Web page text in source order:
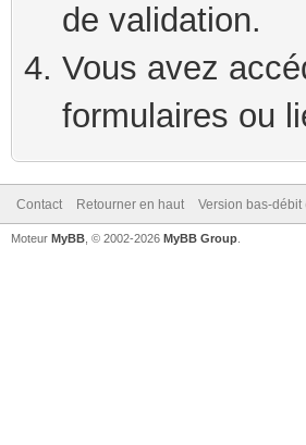
de validation.
Vous avez
formulaires ou
Contact Retourner en haut Version bas-débit
Moteur MyBB , © 2002-2026 MyBB Group